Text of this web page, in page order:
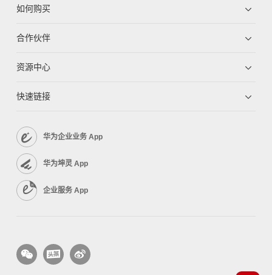
如何购买
合作伙伴
资源中心
快速链接
华为企业业务 App
华为坤灵 App
企业服务 App